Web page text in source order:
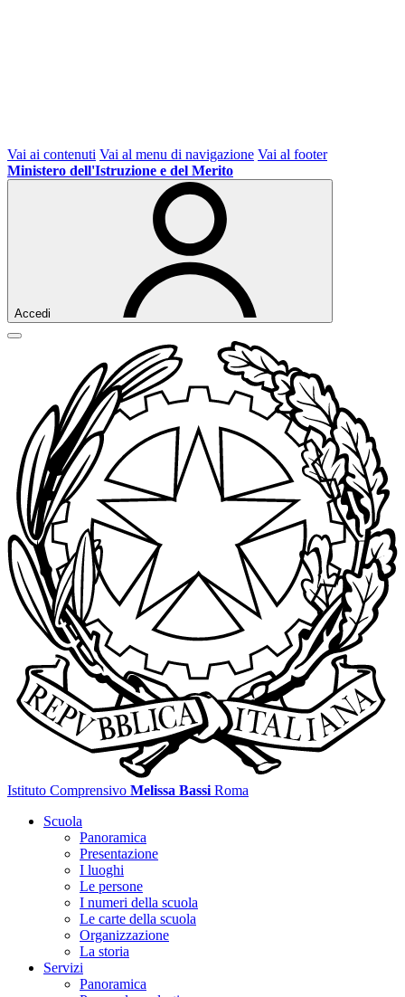
Vai ai contenuti Vai al menu di navigazione Vai al footer
Ministero dell'Istruzione e del Merito
Accedi
Istituto Comprensivo Melissa Bassi Roma
Scuola
Panoramica
Presentazione
I luoghi
Le persone
I numeri della scuola
Le carte della scuola
Organizzazione
La storia
Servizi
Panoramica